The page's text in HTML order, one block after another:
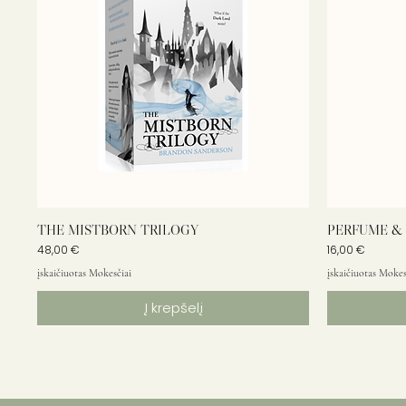
THE MISTBORN TRILOGY
Kaina
48,00 €
įskaičiuotas Mokesčiai
Į krepšelį
PERFUME
Kaina
16,00 €
įskaičiuotas